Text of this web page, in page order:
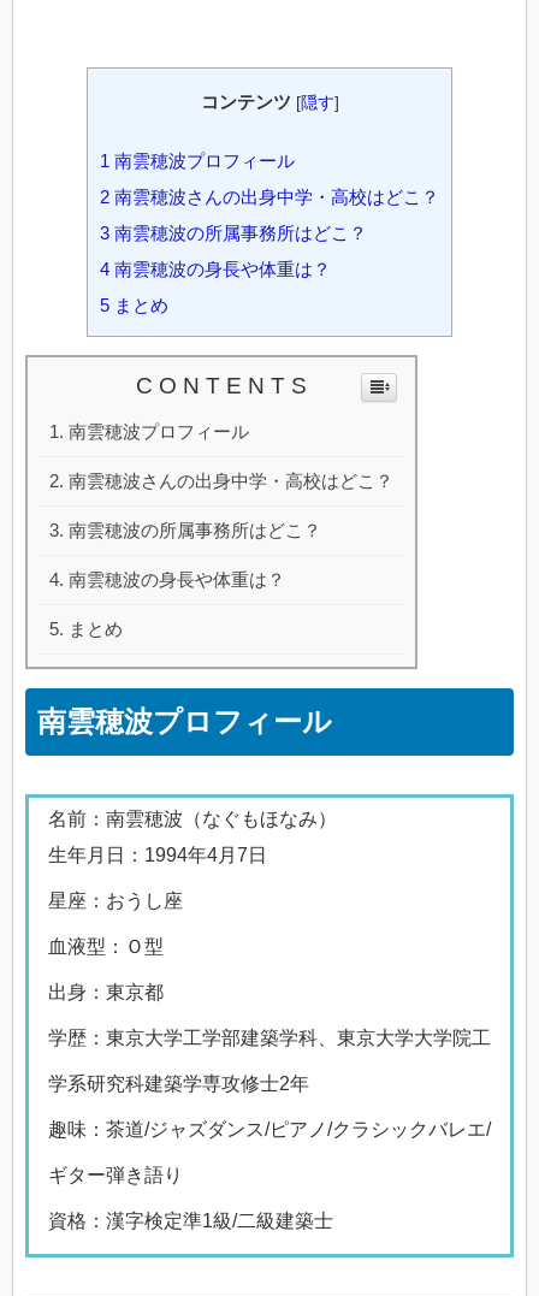
コンテンツ [隠す]
1 南雲穂波プロフィール
2 南雲穂波さんの出身中学・高校はどこ？
3 南雲穂波の所属事務所はどこ？
4 南雲穂波の身長や体重は？
5 まとめ
C O N T E N T S
南雲穂波プロフィール
南雲穂波さんの出身中学・高校はどこ？
南雲穂波の所属事務所はどこ？
南雲穂波の身長や体重は？
まとめ
南雲穂波プロフィール
名前：南雲穂波（なぐもほなみ）
生年月日：1994年4月7日
星座：おうし座
血液型：Ｏ型
出身：東京都
学歴：東京大学工学部建築学科、東京大学大学院工
学系研究科建築学専攻修士2年
趣味：茶道/ジャズダンス/ピアノ/クラシックバレエ/
ギター弾き語り
資格：漢字検定準1級/二級建築士